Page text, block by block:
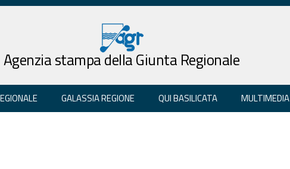
Agenzia stampa della Giunta Regionale
GALASSIA REGIONE QUI BASILICATA MULTIMEDIA